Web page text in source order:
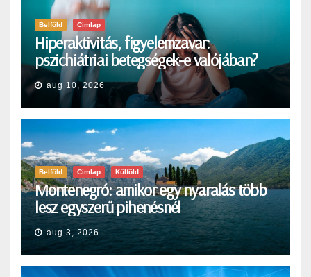
Belföld Címlap
Hiperaktivitás, figyelemzavar:
pszichiátriai betegségek-e valójában?
aug 10, 2026
Belföld Címlap Külföld
Montenegró: amikor egy nyaralás több
lesz egyszerű pihenésnél
aug 3, 2026